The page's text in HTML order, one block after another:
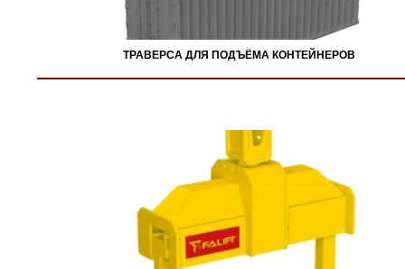
ТРАВЕРСА ДЛЯ ПОДЪЁМА КОНТЕЙНЕРОВ